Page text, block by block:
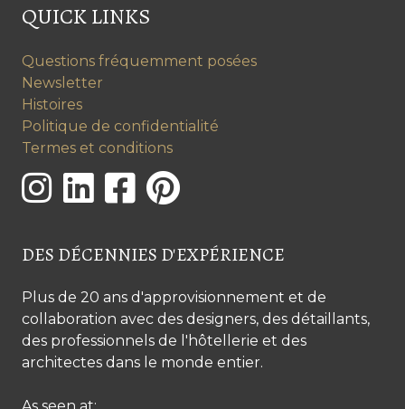
QUICK LINKS
Questions fréquemment posées
Newsletter
Histoires
Politique de confidentialité
Termes et conditions
DES DÉCENNIES D'EXPÉRIENCE
Plus de 20 ans d'approvisionnement et de
collaboration avec des designers, des détaillants,
des professionnels de l'hôtellerie et des
architectes dans le monde entier.